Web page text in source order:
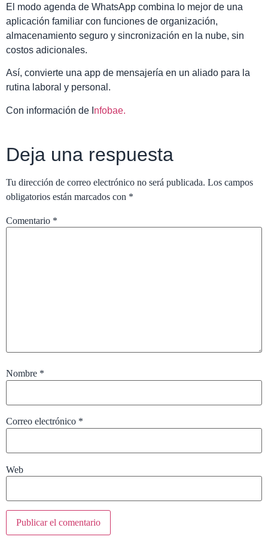
El modo agenda de WhatsApp combina lo mejor de una
aplicación familiar con funciones de organización,
almacenamiento seguro y sincronización en la nube, sin
costos adicionales.
Así, convierte una app de mensajería en un aliado para la
rutina laboral y personal.
Con información de I nfobae.
Deja una respuesta
Tu dirección de correo electrónico no será publicada. Los campos
obligatorios están marcados con *
Comentario *
Nombre *
Correo electrónico *
Web